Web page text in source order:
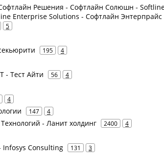
Решения - Софтлайн Солюшн -
Enterprise Solutions - Софтлайн Энтерпрайс
5
195 4
- Тест Айти 56 4
4
147 4
- Ланит холдинг 2400 4
Infosys Consulting 131 3